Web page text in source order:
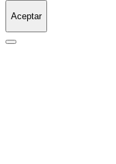
Aceptar